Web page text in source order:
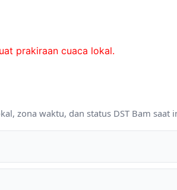
prakiraan cuaca lokal.
zona waktu, dan status DST Bam saat